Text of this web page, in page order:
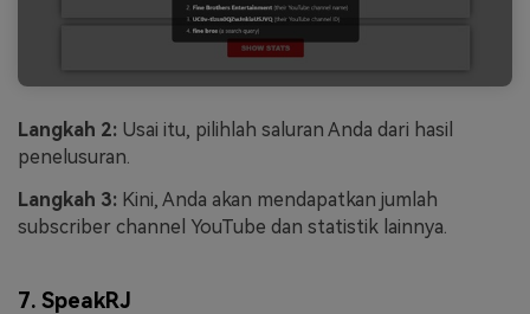
Langkah 2: Usai itu, pilihlah saluran Anda dari hasil
penelusuran.
Langkah 3: Kini, Anda akan mendapatkan jumlah
subscriber channel YouTube dan statistik lainnya.
7. SpeakRJ